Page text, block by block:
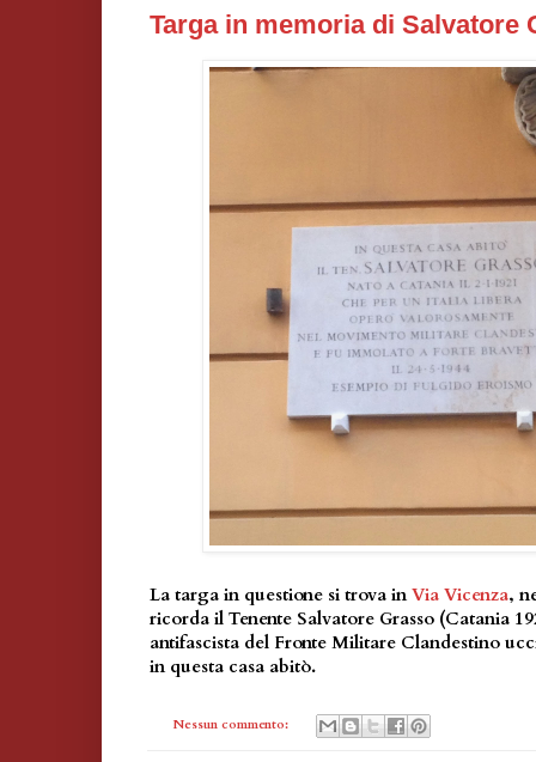
Targa in memoria di Salvatore
La targa in questione si trova inVia Vicenza,
ricorda il Tenente Salvatore Grasso (Catania
antifascista del Fronte Militare Clandestino
in questa casa abitò.
Nessun commento: